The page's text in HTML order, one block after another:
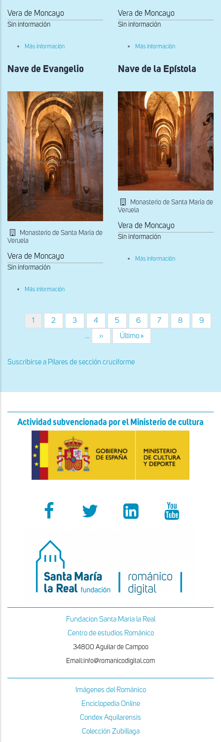
Vera de Moncayo
Sin información
Más información
la
Epístola
pies
de
la
iglesia
abacial
Vera de Moncayo
Sin información
Más información
Evangelio
de
la
iglesia
abacial
Nave de Evangelio
Monasterio de Santa María de
Veruela
Vera de Moncayo
Sin información
Más información
Nave de la Epístola
Monasterio de Santa María de
Veruela
Vera de Moncayo
Sin información
Más información
Paginación
Página
actual
1 Página
2 Página
3 Página
4 Página
5 Página
6 Página
7 Página
8 Página
9
…
Siguiente
página
››
Última
página
Último »
Suscribirse a Pilares de sección cruciforme
Actividad subvencionada por el Ministerio de cultura
Fundacion Santa Maria la Real
Centro de estudios Románico
34800 Aguilar de Campoo
Email:info@romanicodigital.com
Imágenes del Románico
Enciclopedia Online
Condex Aquilarensis
Colección Zubillaga